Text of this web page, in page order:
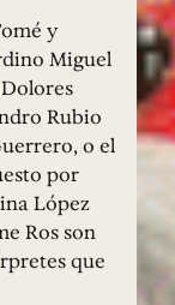
y
Miguel
Rubio
o el
por
López
Ros son
que